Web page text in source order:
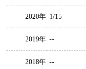
2020年 1/15
2019年 --
2018年 --